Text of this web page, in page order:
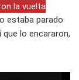
la vuelta
estaba parado
lo encararon,